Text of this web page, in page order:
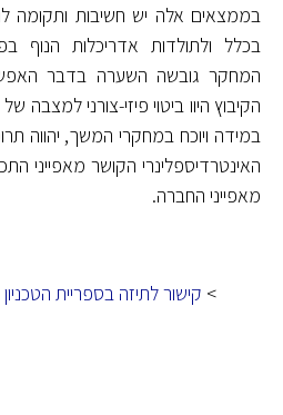
בממצאים אלה יש חשיבות ותקומה
בכלל ולתולדות אדריכלות הנוף
המחקר גובשה השערה בדבר
הקיבוץ היוו ביטוי פיזי-צורני
במידה ויוכח במחקרי המשך, יהווה
האינטרדיספלינרי הקושר מאפייני
מאפייני החברה.
> קישור לתיזה בספריית הטכניון